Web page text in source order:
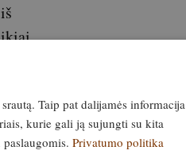
Taip pat dalijamės informacija
kurie gali ją sujungti su kita
Privatumo politika